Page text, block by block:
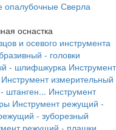
опалубочныеСверла
оснастка
и осевого инструмента
- головки
- шлифшкурка Инструмент
Инструмент измерительный
штанген... Инструмент
Инструмент режущий -
- зуборезный
режущий - плашки